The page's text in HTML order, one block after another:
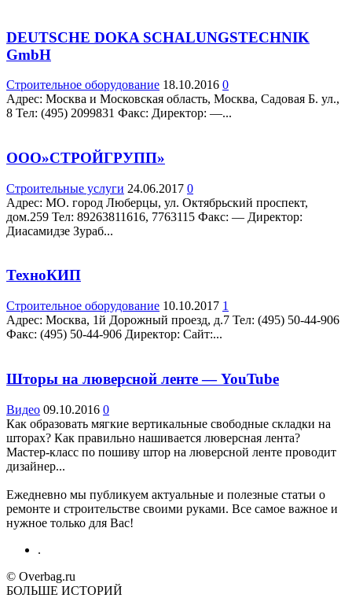
DEUTSCHE DOKA SCHALUNGSTECHNIK
GmbH
Строительное оборудование 18.10.2016 0
Адрес: Москва и Московская область, Москва, Садовая Б. ул.,
8 Teл: (495) 2099831 Факс: Директор: —...
ООО»СТРОЙГРУПП»
Строительные услуги 24.06.2017 0
Адрес: МО. город Люберцы, ул. Октябрьский проспект,
дом.259 Teл: 89263811616, 7763115 Факс: — Директор:
Диасамидзе Зураб...
ТехноКИП
Строительное оборудование 10.10.2017 1
Адрес: Москва, 1й Дорожный проезд, д.7 Teл: (495) 50-44-906
Факс: (495) 50-44-906 Директор: Сайт:...
Шторы на люверсной ленте — YouTube
Видео 09.10.2016 0
Как образовать мягкие вертикальные свободные складки на
шторах? Как правильно нашивается люверсная лента?
Мастер-класс по пошиву штор на люверсной ленте проводит
дизайнер...
Ежедневно мы публикуем актуальные и полезные статьи о
ремонте и строительстве своими руками. Все самое важное и
нужное только для Вас!
.
© Overbag.ru
БОЛЬШЕ ИСТОРИЙ